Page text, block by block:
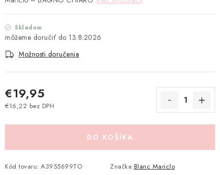
Ako nakupovať Doprava a platba
Podmienky ochrany osobných údajov
Skladom
13.8.2026
Možnosti doručenia
€19,95
€16,22 bez DPH
DO KOŠÍKA
Kód tovaru: A3955699TO Značka:Blanc Mariclo